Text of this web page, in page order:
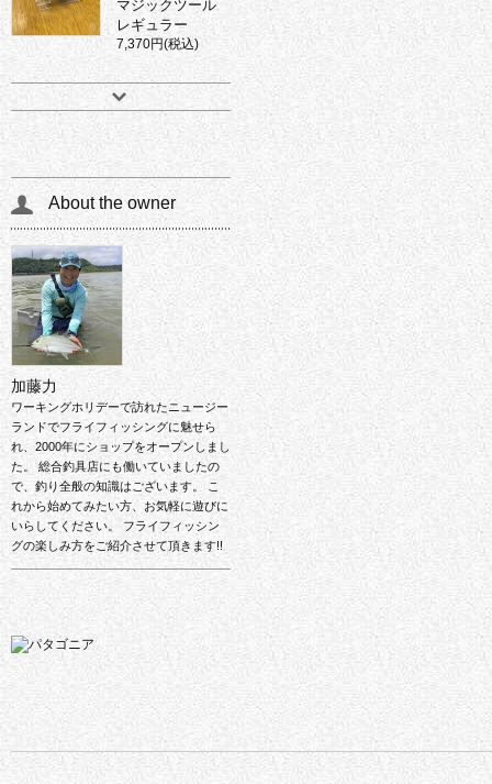
マジックツール
レギュラー
7,370円(税込)
About the owner
加藤力
ワーキングホリデーで訪れたニュージー
ランドでフライフィッシングに魅せら
れ、2000年にショップをオープンしまし
た。 総合釣具店にも働いていましたの
で、釣り全般の知識はございます。 こ
れから始めてみたい方、お気軽に遊びに
いらしてください。 フライフィッシン
グの楽しみ方をご紹介させて頂きます!!